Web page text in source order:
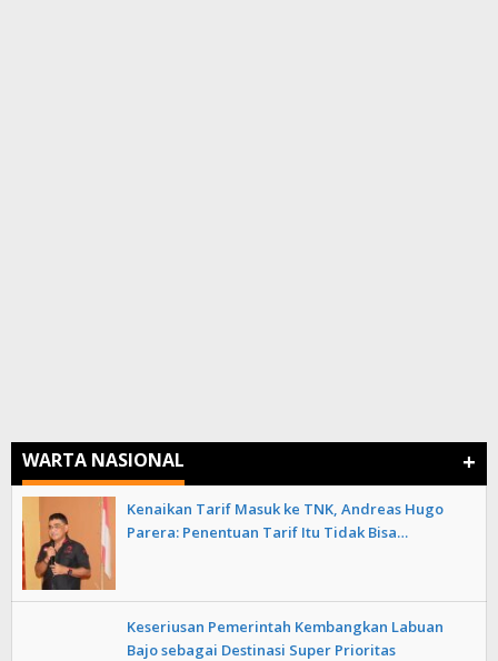
WARTA NASIONAL +
Kenaikan Tarif Masuk ke TNK, Andreas Hugo
Parera: Penentuan Tarif Itu Tidak Bisa…
Keseriusan Pemerintah Kembangkan Labuan
Bajo sebagai Destinasi Super Prioritas